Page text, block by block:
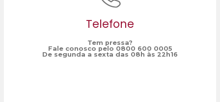
Telefone
Tem pressa?
Fale conosco pelo 0800 600 0005
De segunda a sexta das 08h às 22h16